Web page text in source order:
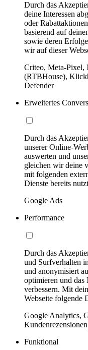
Durch das
deine Interessen
oder
basierend auf
sowie deren
wir auf dieser
Criteo, Meta-Pixel,
(RTBHouse),
Defender
Erweitertes
Durch das
unserer Online-
auswerten und
gleichen wir deine
mit folgenden
Dienste bereits
Google Ads
Performance
Durch das
und Surfverhalten
und anonymisiert
optimieren und das
verbessern. Mit
Webseite folgende
Google Analytics,
Funktional